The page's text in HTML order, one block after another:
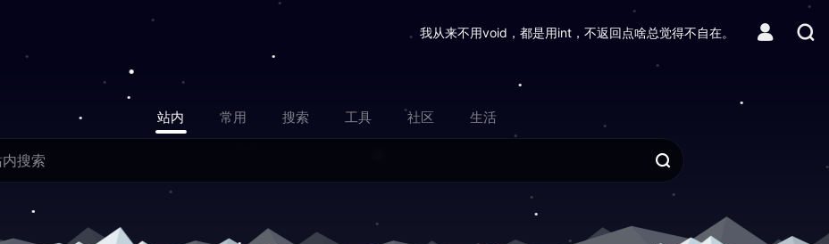
我从来不用void，都是用int，不返回点啥总觉得不自在。
站内 常用 搜索 工具 社区 生活